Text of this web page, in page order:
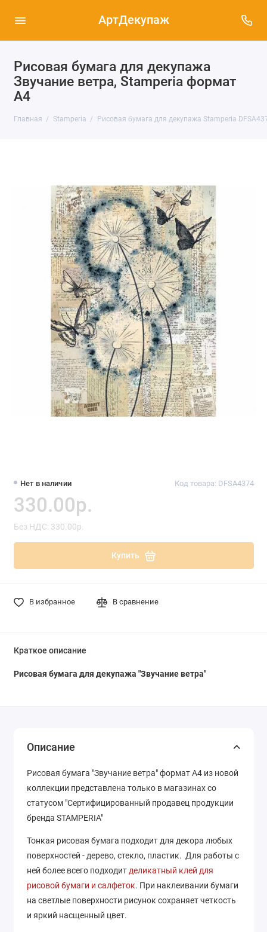
АртДекупаж
Рисовая бумага для декупажа
Звучание ветра, Stamperia формат
А4
Главная Stamperia Рисовая бумага для декупажа Stamperia
Нет в наличии Код товара: DFSA4374
330.00р.
Без НДС: 330.00р.
Купить
В избранное В сравнение
Краткое описание
Рисовая бумага для декупажа "Звучание ветра"
Описание
Рисовая бумага "Звучание ветра" формат А4 из новой
коллекции представлена только в магазинах со
статусом "Сертифицированный продавец продукции
бренда STAMPERIA"
Тонкая рисовая бумага подходит для декора любых
поверхностей - дерево, стекло, пластик. Для работы с
ней более всего подходитделикатный клей для
рисовой бумаги и салфеток. При наклеивании бумаги
на светлые поверхности рисунок сохраняет четкость
и яркий насщенный цвет.